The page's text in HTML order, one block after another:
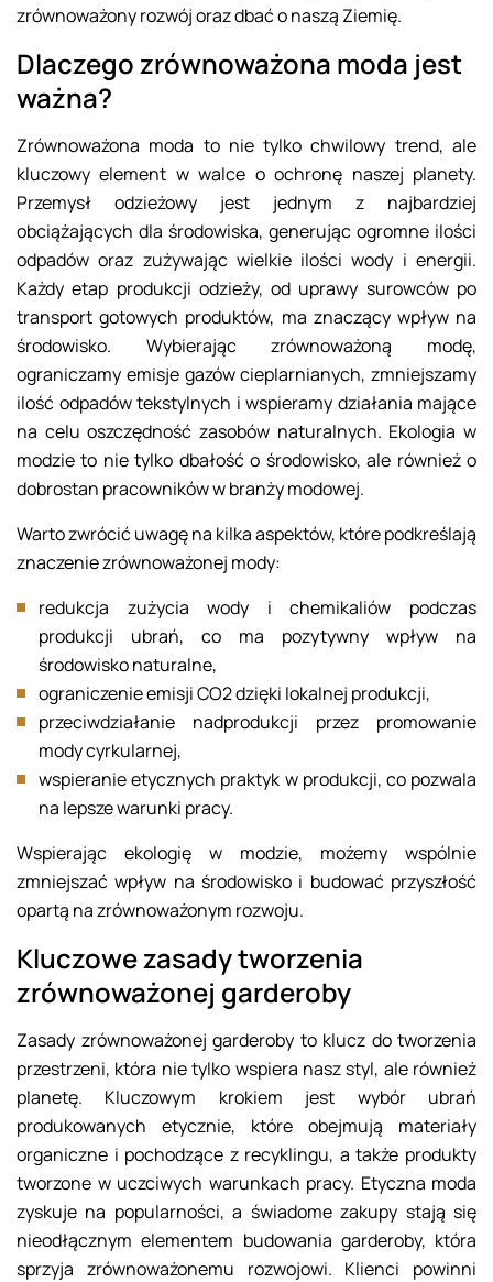
zrównoważony rozwój oraz dbać o naszą Ziemię.
Dlaczego zrównoważona moda jest
ważna?
Zrównoważona moda to nie tylko chwilowy trend, ale
kluczowy element w walce o ochronę naszej planety.
Przemysł odzieżowy jest jednym z najbardziej
obciążających dla środowiska, generując ogromne ilości
odpadów oraz zużywając wielkie ilości wody i energii.
Każdy etap produkcji odzieży, od uprawy surowców po
transport gotowych produktów, ma znaczący wpływ na
środowisko. Wybierając zrównoważoną modę,
ograniczamy emisje gazów cieplarnianych, zmniejszamy
ilość odpadów tekstylnych i wspieramy działania mające
na celu oszczędność zasobów naturalnych. Ekologia w
modzie to nie tylko dbałość o środowisko, ale również o
dobrostan pracowników w branży modowej.
Warto zwrócić uwagę na kilka aspektów, które podkreślają
znaczenie zrównoważonej mody:
redukcja zużycia wody i chemikaliów podczas
produkcji ubrań, co ma pozytywny wpływ na
środowisko naturalne,
ograniczenie emisji CO2 dzięki lokalnej produkcji,
przeciwdziałanie nadprodukcji przez promowanie
mody cyrkularnej,
wspieranie etycznych praktyk w produkcji, co pozwala
na lepsze warunki pracy.
Wspierając ekologię w modzie, możemy wspólnie
zmniejszać wpływ na środowisko i budować przyszłość
opartą na zrównoważonym rozwoju.
Kluczowe zasady tworzenia
zrównoważonej garderoby
Zasady zrównoważonej garderoby to klucz do tworzenia
przestrzeni, która nie tylko wspiera nasz styl, ale również
planetę. Kluczowym krokiem jest wybór ubrań
produkowanych etycznie, które obejmują materiały
organiczne i pochodzące z recyklingu, a także produkty
tworzone w uczciwych warunkach pracy. Etyczna moda
zyskuje na popularności, a świadome zakupy stają się
nieodłącznym elementem budowania garderoby, która
sprzyja zrównoważonemu rozwojowi. Klienci powinni